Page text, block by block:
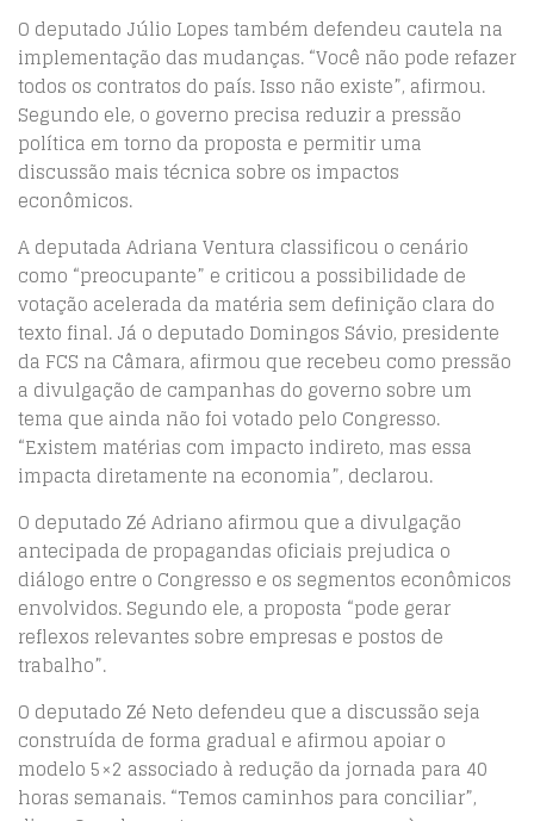
O deputado Júlio Lopes também defendeu cautela na
implementação das mudanças. “Você não pode refazer
todos os contratos do país. Isso não existe”, afirmou.
Segundo ele, o governo precisa reduzir a pressão
política em torno da proposta e permitir uma
discussão mais técnica sobre os impactos
econômicos.
A deputada Adriana Ventura classificou o cenário
como “preocupante” e criticou a possibilidade de
votação acelerada da matéria sem definição clara do
texto final. Já o deputado Domingos Sávio, presidente
da FCS na Câmara, afirmou que recebeu como pressão
a divulgação de campanhas do governo sobre um
tema que ainda não foi votado pelo Congresso.
“Existem matérias com impacto indireto, mas essa
impacta diretamente na economia”, declarou.
O deputado Zé Adriano afirmou que a divulgação
antecipada de propagandas oficiais prejudica o
diálogo entre o Congresso e os segmentos econômicos
envolvidos. Segundo ele, a proposta “pode gerar
reflexos relevantes sobre empresas e postos de
trabalho”.
O deputado Zé Neto defendeu que a discussão seja
construída de forma gradual e afirmou apoiar o
modelo 5×2 associado à redução da jornada para 40
horas semanais. “Temos caminhos para conciliar”,